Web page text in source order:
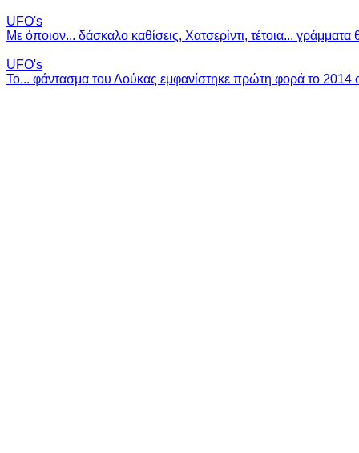
UFO's
Με όποιον... δάσκαλο καθίσεις, Χατσερίντι, τέτοια... γράμματα
UFO's
Το... φάντασμα του Λούκας εμφανίστηκε πρώτη φορά το 2014